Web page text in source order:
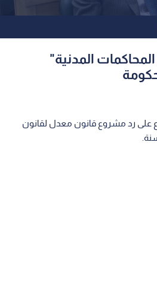
المدنية"
على رد مشروع قانون معدل لقانون